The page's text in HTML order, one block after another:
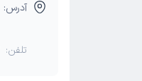
آدرس:
تلفن: